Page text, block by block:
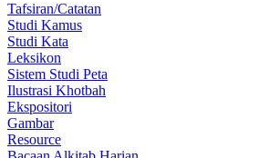
Tafsiran/Catatan
Studi Kamus
Studi Kata
Leksikon
Sistem Studi Peta
Ilustrasi Khotbah
Ekspositori
Gambar
Resource